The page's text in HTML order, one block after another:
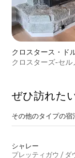
クロスタース・ド
クロスターズ-セル
ぜひ訪⁠れ⁠た⁠
その他のタ⁠イ⁠プ⁠の宿⁠
シャレー
プレッティガウ / ダ